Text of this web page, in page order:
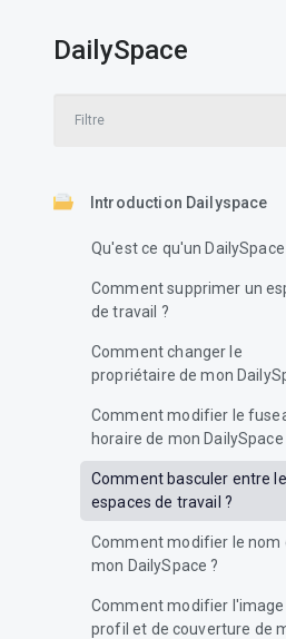
DailySpace
Introduction Dailyspace
Qu'est ce qu'un DailySpace
Comment supprimer un
de travail ?
Comment changer le
propriétaire de mon
Comment modifier le
horaire de mon DailySpace
Comment basculer entre
espaces de travail ?
Comment modifier le nom
mon DailySpace ?
Comment modifier l'image
profil et de couverture de